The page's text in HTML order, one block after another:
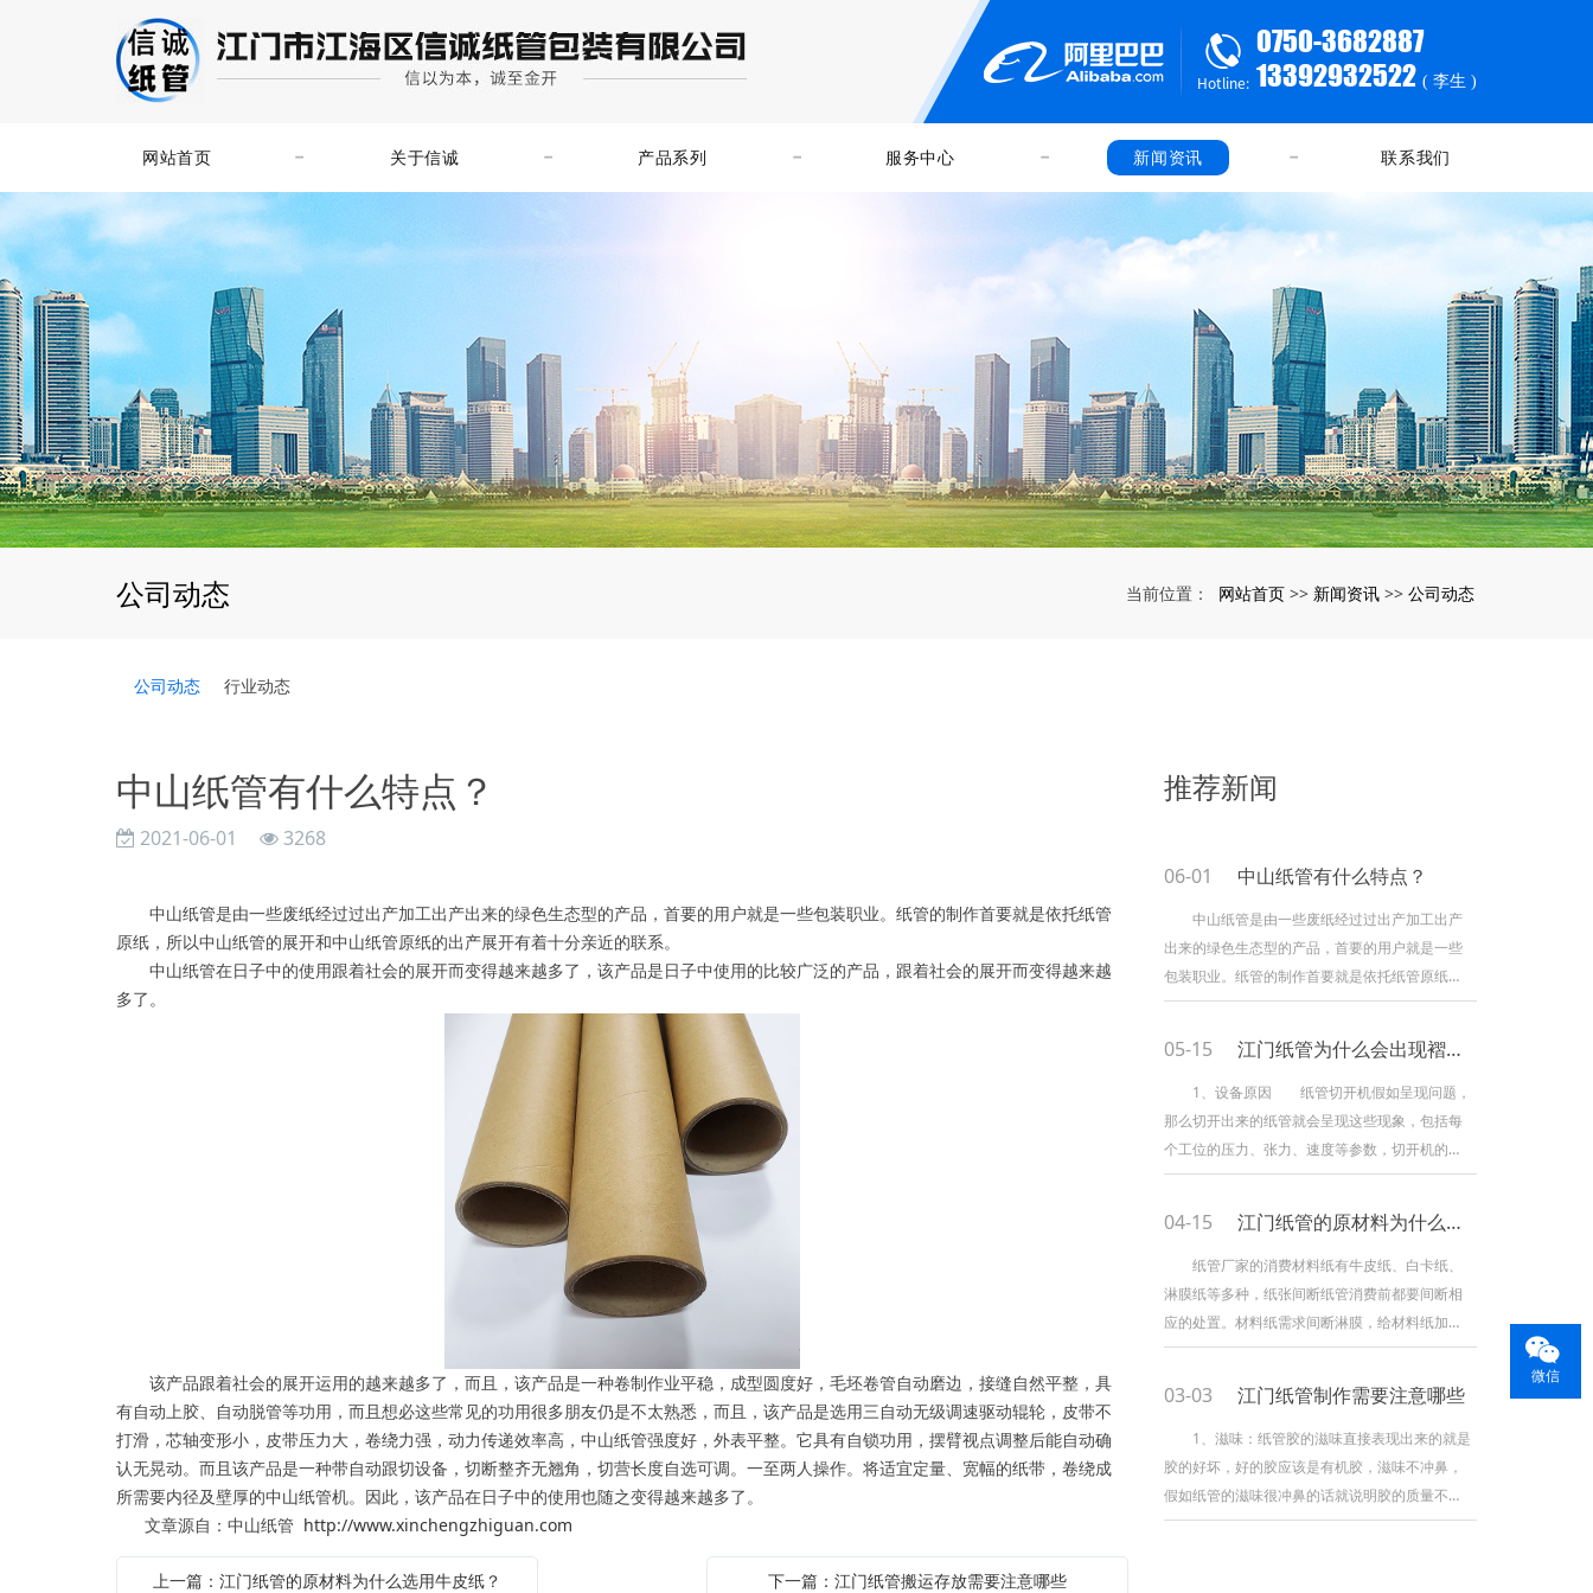
Hotline:
0750-3682887
13392932522 ( 李生 )
网站首页 关于信诚 产品系列 服务中心 新闻资讯 联系我们
公司动态 当前位置： 网站首页 >> 新闻资讯 >> 公司动态
公司动态 行业动态
中山纸管有什么特点？
2021-06-01 3268
中山纸管是由一些废纸经过过出产加工出产出来的绿色生态型的产品，首要的用户就是一些包装职业。纸管的制作首要就是依托纸管
原纸，所以中山纸管的展开和中山纸管原纸的出产展开有着十分亲近的联系。
中山纸管在日子中的使用跟着社会的展开而变得越来越多了，该产品是日子中使用的比较广泛的产品，跟着社会的展开而变得越来越
多了。
该产品跟着社会的展开运用的越来越多了，而且，该产品是一种卷制作业平稳，成型圆度好，毛坯卷管自动磨边，接缝自然平整，具
有自动上胶、自动脱管等功用，而且想必这些常见的功用很多朋友仍是不太熟悉，而且，该产品是选用三自动无级调速驱动辊轮，皮带不
打滑，芯轴变形小，皮带压力大，卷绕力强，动力传递效率高，中山纸管强度好，外表平整。它具有自锁功用，摆臂视点调整后能自动确
认无晃动。而且该产品是一种带自动跟切设备，切断整齐无翘角，切营长度自选可调。一至两人操作。将适宜定量、宽幅的纸带，卷绕成
所需要内径及壁厚的中山纸管机。因此，该产品在日子中的使用也随之变得越来越多了。
文章源自：中山纸管 http://www.xinchengzhiguan.com
上一篇：江门纸管的原材料为什么选用牛皮纸？ 下一篇：江门纸管搬运存放需要注意哪些
推荐新闻
06-01 中山纸管有什么特点？
中山纸管是由一些废纸经过过出产加工出产
出来的绿色生态型的产品，首要的用户就是一些
包装职业。纸管的制作首要就是依托纸管原纸，
所以中山纸管的展开和中山纸管原纸的出产展开
使用跟着社会的展开而变得越来越多了，该产品
是日子中使用的比较广泛的产品，跟着社会的展
开而变得越来越多了。 该产品跟着社会的展
开运用的越来越多了，而且，该产品是一种卷制
作业平稳，成型圆度好，
05-15 江门纸管为什么会出现褶皱？
1、设备原因 纸管切开机假如呈现问题，
那么切开出来的纸管就会呈现这些现象，包括每
个工位的压力、张力、速度等参数，切开机的刀
具、纸管切开的长度等也会影响。假如是这些原
原因 详尽的操作有能有效避免呈现这样的情
况，事前查看承认挑选纸管、张贴薄膜的手法等
方面进行标准操作，纸管的直线度、恰当添加纸
管的壁厚等。也是不能忽略的事项。 3、质量
原因 当呈现质
04-15 江门纸管的原材料为什么选用牛皮纸？
纸管厂家的消费材料纸有牛皮纸、白卡纸、
淋膜纸等多种，纸张间断纸管消费前都要间断相
应的处置。材料纸需求间断淋膜，给材料纸加上
一层膜，使之防水、防油、可热合，使之光滑美
张间断印刷。再次，淋膜纸需求经过纸管分切复
卷机间断切卷，制作成适合的标准。之后，经过
纸管机上胶、卷管、切分，制作成不同规格的纸
管。 咱们先来看一下牛皮纸的来源，这需求
追溯到古代，其时牛皮纸
03-03 江门纸管制作需要注意哪些
1、滋味：纸管胶的滋味直接表现出来的就是
胶的好坏，好的胶应该是有机胶，滋味不冲鼻，
假如纸管的滋味很冲鼻的话就说明胶的质量不
好，这样不光影响了纸管的紧实，相同也会让您
微信